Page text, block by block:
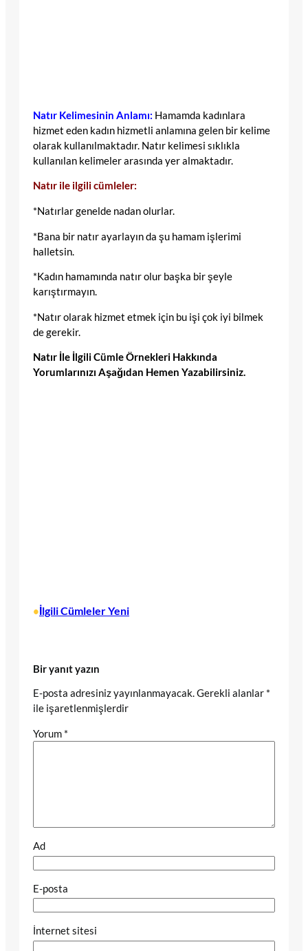
Natır Kelimesinin Anlamı: Hamamda kadınlara
hizmet eden kadın hizmetli anlamına gelen bir kelime
olarak kullanılmaktadır. Natır kelimesi sıklıkla
kullanılan kelimeler arasında yer almaktadır.
Natır ile ilgili cümleler:
*Natırlar genelde nadan olurlar.
*Bana bir natır ayarlayın da şu hamam işlerimi
halletsin.
*Kadın hamamında natır olur başka bir şeyle
karıştırmayın.
*Natır olarak hizmet etmek için bu işi çok iyi bilmek
de gerekir.
Natır İle İlgili Cümle Örnekleri Hakkında
Yorumlarınızı Aşağıdan Hemen Yazabilirsiniz.
•İlgili Cümleler Yeni
Bir yanıt yazın
E-posta adresiniz yayınlanmayacak.Gerekli alanlar *
ile işaretlenmişlerdir
Yorum *
Ad
E-posta
İnternet sitesi